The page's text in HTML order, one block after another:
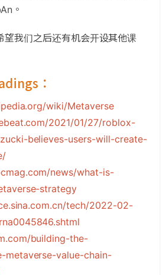
。
望我们之后还有机会开设其他课
：
wiki/Metaverse
2021/01/27/roblox-
believes-users-will-create-
news/what-is-
strategy
tech/2022-02-
building-the-
metaverse-value-chain-